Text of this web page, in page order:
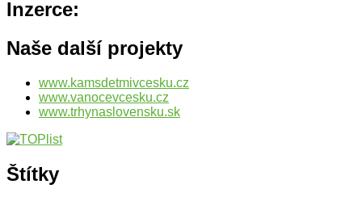
Inzerce:
Naše další projekty
www.kamsdetmivcesku.cz
www.vanocevcesku.cz
www.trhynaslovensku.sk
Štítky